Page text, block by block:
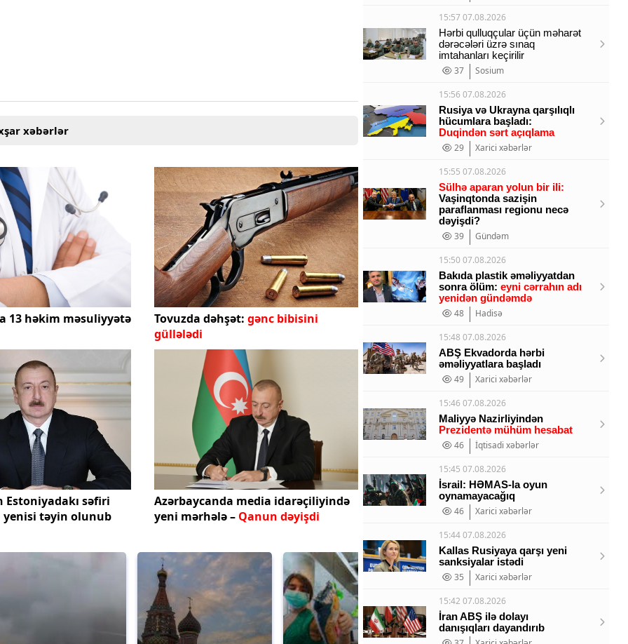
xəbərlər
13 həkim məsuliyyətə
Tovuzda dəhşət: gənc bibisini
güllələdi
Estoniyadakı səfiri
yenisi təyin olunub
Azərbaycanda media idarəçiliyində
yeni mərhələ – Qanun dəyişdi
15:57 07.08.2026
Hərbi qulluqçular üçün məharət
dərəcələri üzrə sınaq
imtahanları keçirilir
37
Sosium
15:56 07.08.2026
Rusiya və Ukrayna qarşılıqlı
hücumlara başladı:
Duqindən sərt açıqlama
29
Xarici xəbərlər
15:55 07.08.2026
Sülhə aparan yolun bir ili:
Vaşinqtonda sazişin
paraflanması regionu necə
dəyişdi?
39
Gündəm
15:50 07.08.2026
Bakıda plastik əməliyyatdan
sonra ölüm: eyni cərrahın adı
yenidən gündəmdə
48
Hadisə
15:48 07.08.2026
ABŞ Ekvadorda hərbi
əməliyyatlara başladı
49
Xarici xəbərlər
15:46 07.08.2026
Maliyyə Nazirliyindən
Prezidentə mühüm hesabat
46
İqtisadi xəbərlər
15:45 07.08.2026
İsrail: HƏMAS-la oyun
oynamayacağıq
46
Xarici xəbərlər
15:44 07.08.2026
Kallas Rusiyaya qarşı yeni
sanksiyalar istədi
35
Xarici xəbərlər
15:42 07.08.2026
İran ABŞ ilə dolayı
danışıqları dayandırıb